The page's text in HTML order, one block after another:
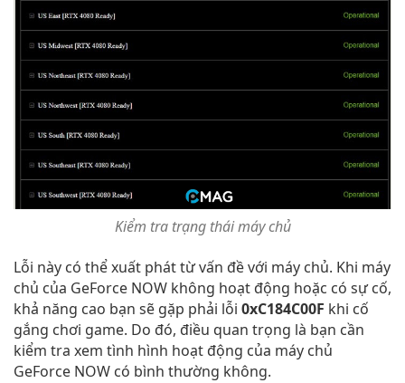
Kiểm tra trạng thái máy chủ
Lỗi này có thể xuất phát từ vấn đề với máy chủ. Khi máy
chủ của GeForce NOW không hoạt động hoặc có sự cố,
khả năng cao bạn sẽ gặp phải lỗi 0xC184C00F khi cố
gắng chơi game. Do đó, điều quan trọng là bạn cần
kiểm tra xem tình hình hoạt động của máy chủ
GeForce NOW có bình thường không.